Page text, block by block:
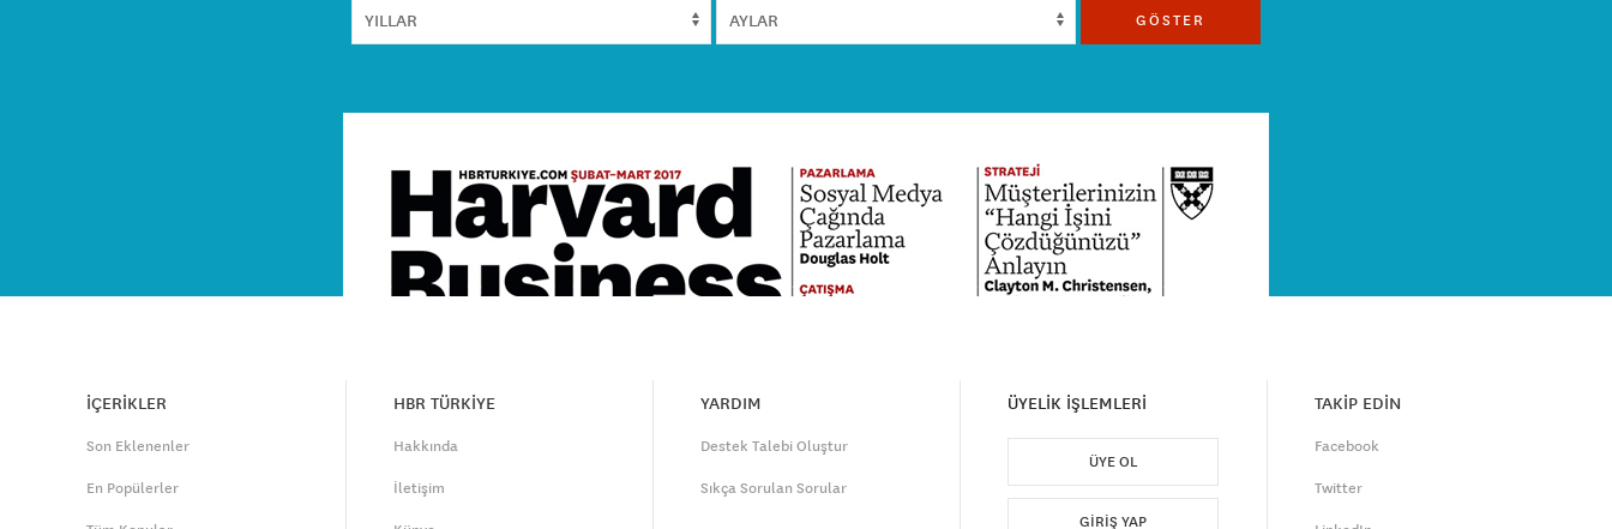
GÖSTER
İÇERİKLER
Son Eklenenler
En Popülerler
HBR TÜRKİYE
Hakkında
İletişim
YARDIM
Destek Talebi Oluştur
Sıkça Sorulan Sorular
ÜYELİK İŞLEMLERİ
ÜYE OL
GIRIŞ YAP
TAKİP EDİN
Facebook
Twitter